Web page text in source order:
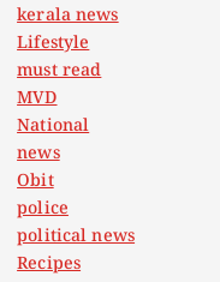
kerala news
Lifestyle
must read
MVD
National
news
Obit
police
political news
Recipes